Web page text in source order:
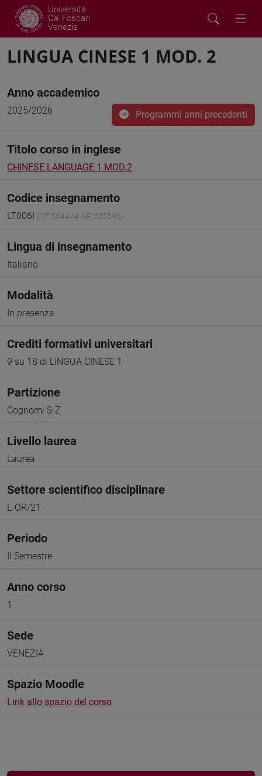
Università
Ca' Foscari
Venezia
LINGUA CINESE 1 MOD. 2
Anno accademico
2025/2026 Programmi anni precedenti
Titolo corso in inglese
CHINESE LANGUAGE 1 MOD.2
Codice insegnamento
LT006I (AF:564414 AR:325896)
Lingua di insegnamento
Italiano
Modalità
In presenza
Crediti formativi universitari
9 su 18 di LINGUA CINESE 1
Partizione
Cognomi S-Z
Livello laurea
Laurea
Settore scientifico disciplinare
L-OR/21
Periodo
II Semestre
Anno corso
1
Sede
VENEZIA
Spazio Moodle
Link allo spazio del corso